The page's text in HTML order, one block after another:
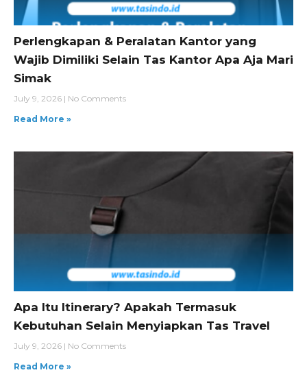
Perlengkapan & Peralatan Kantor yang
Wajib Dimiliki Selain Tas Kantor Apa Aja Mari
Simak
July 9, 2026
No Comments
Read More »
Apa Itu Itinerary? Apakah Termasuk
Kebutuhan Selain Menyiapkan Tas Travel
July 9, 2026
No Comments
Read More »